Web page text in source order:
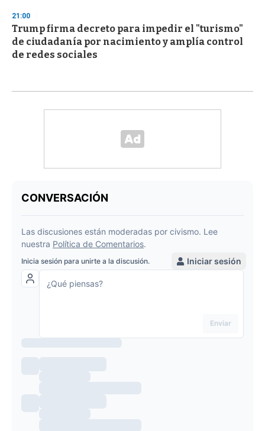
21:00
Trump firma decreto para impedir el "turismo"
de ciudadanía por nacimiento y amplía control
de redes sociales